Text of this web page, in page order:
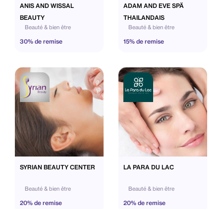
ANIS AND WISSAL
BEAUTY
Beauté & bien être
30% de remise
ADAM AND EVE SPÄ
THAILANDAIS
Beauté & bien être
15% de remise
SYRIAN BEAUTY CENTER
Beauté & bien être
20% de remise
LA PARA DU LAC
Beauté & bien être
20% de remise